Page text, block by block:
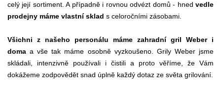
celý její sortiment. A případně i rovnou odvézt domů - hned vedle
prodejny máme vlastní sklad s celoročními zásobami.
Všichni z našeho personálu máme zahradní gril Weber i
doma a vše tak máme osobně vyzkoušeno. Grily Weber jsme
skládali, intenzivně používali i čistili a proto věříme, že Vám
dokážeme zodpovědět snad úplně každý dotaz ze světa grilování.